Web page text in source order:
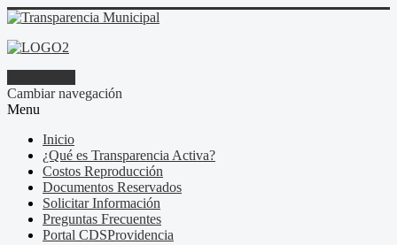
Cambiar navegación
Menu
Inicio
¿Qué es Transparencia Activa?
Costos Reproducción
Documentos Reservados
Solicitar Información
Preguntas Frecuentes
Portal CDSProvidencia